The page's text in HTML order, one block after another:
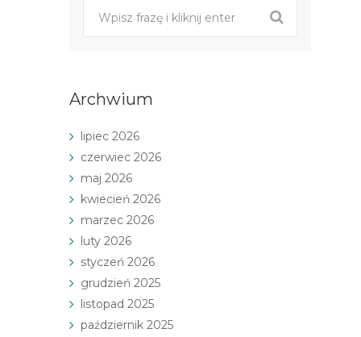
Archwium
lipiec 2026
czerwiec 2026
maj 2026
kwiecień 2026
marzec 2026
luty 2026
styczeń 2026
grudzień 2025
listopad 2025
październik 2025